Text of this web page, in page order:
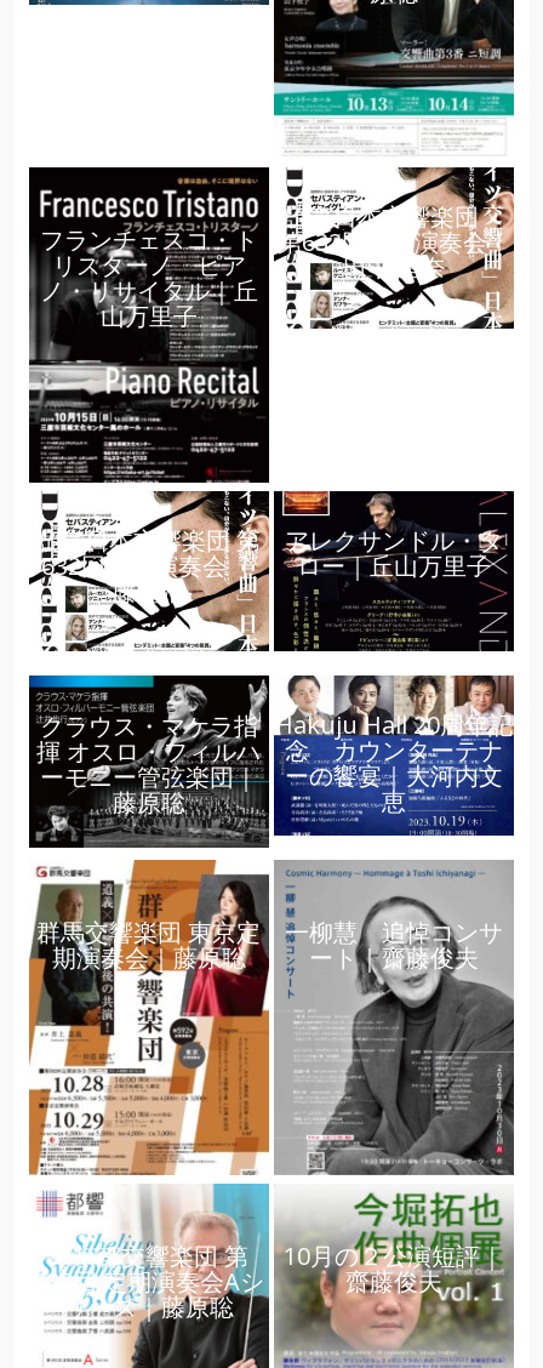
フランチェスコ・ト
リスターノ ピア
ノ・リサイタル｜丘
山万里子
読売日本交響楽団
第632回定期演奏会｜
田中 里奈
読売日本交響楽団 第
632回定期演奏会 ｜
藤堂清
アレクサンドル・タ
ロー｜丘山万里子
クラウス・マケラ指
揮 オスロ・フィルハ
ーモニー管弦楽団｜
藤原聡
Hakuju Hall 20周年記
念 カウンターテナ
ーの饗宴｜大河内文
恵
群馬交響楽団 東京定
期演奏会｜藤原聡
一柳慧 追悼コンサ
ート｜齋藤俊夫
東京都交響楽団 第
985回 定期演奏会Aシ
リーズ｜藤原聡
10月の２公演短評｜
齋藤俊夫